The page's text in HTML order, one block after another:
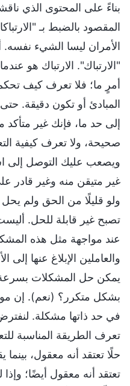
بناءً على المحتوى الذي
المقصود بالضبط بـ
الأمران ليسا الشيء
"الارتباك". الارتباك هو
أمرٍ ما؛ فلا تعرف كيف
المبادئ أو تكون دقيقة.
إلى حد ما، فإنك غير
صحيحة، ولا تعرف كيفية
ويصعب عليك التوصل إلى
غير متيقن منه وغير قادر
ولو قليلًا من الحق ولم
تصبح غير قابلة للحل.
عند مواجهة مثل هذه
والعاملين الإبلاغ عنها
يمكن حل المشكلات بسرعة
بشكل متكرر؟ (نعم). إن
في حد ذاتها مشكلة.
تعرف الطريقة المناسبة
حلًا تعتقد أنه معقول،
تعتقد أنه معقول أيضًا؛